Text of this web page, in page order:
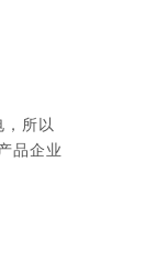
所以
品企业